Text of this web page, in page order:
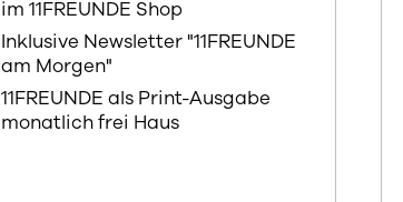
im 11FREUNDE Shop
Inklusive Newsletter "11FREUNDE
am Morgen"
11FREUNDE als Print-Ausgabe
monatlich frei Haus